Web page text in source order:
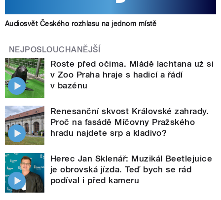
Audiosvět Českého rozhlasu na jednom místě
NEJPOSLOUCHANĚJŠÍ
Roste před očima. Mládě lachtana už si
v Zoo Praha hraje s hadicí a řádí
v bazénu
Renesanční skvost Královské zahrady.
Proč na fasádě Míčovny Pražského
hradu najdete srp a kladivo?
Herec Jan Sklenář: Muzikál Beetlejuice
je obrovská jízda. Teď bych se rád
podíval i před kameru